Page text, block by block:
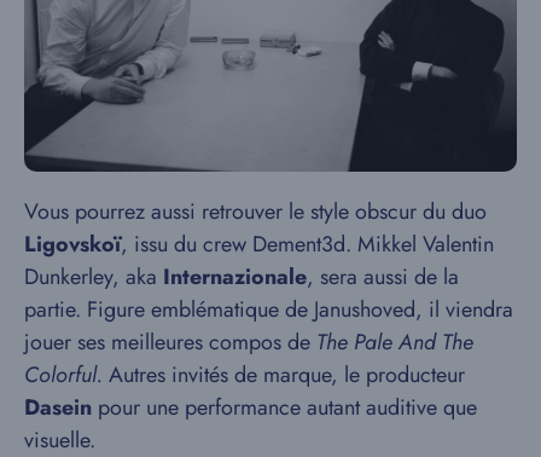
Vous pourrez aussi retrouver le style obscur du duo
Ligovskoï, issu du crew Dement3d. Mikkel Valentin
Dunkerley, aka Internazionale, sera aussi de la
partie. Figure emblématique de Janushoved, il viendra
jouer ses meilleures compos de The Pale And The
Colorful. Autres invités de marque, le producteur
Dasein pour une performance autant auditive que
visuelle.